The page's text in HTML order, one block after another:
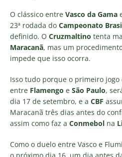
O clássico entre Vasco da Gama
23ª rodada do Campeonato
definido. O Cruzmaltino tenta
Maracanã, mas um
impede que isso ocorra.
Isso tudo porque o primeiro jogo
entre Flamengo e São Paulo,
dia 17 de setembro, e a CBF
Maracanã três dias antes do
assim como faz a Conmebol na
Como o duelo entre Vasco e